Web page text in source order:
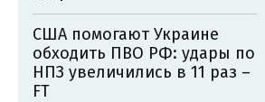
США помогают Украине
обходить ПВО РФ: удары по
НПЗ увеличились в 11 раз –
FT